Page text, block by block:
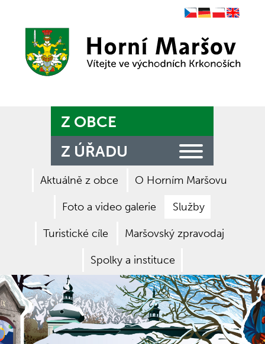
Zpět na titulní stranu
Z OBCE
Z ÚŘADU
Aktuálně z obce O Horním Maršovu
Foto a video galerie Služby
Turistické cíle Maršovský zpravodaj
Spolky a instituce